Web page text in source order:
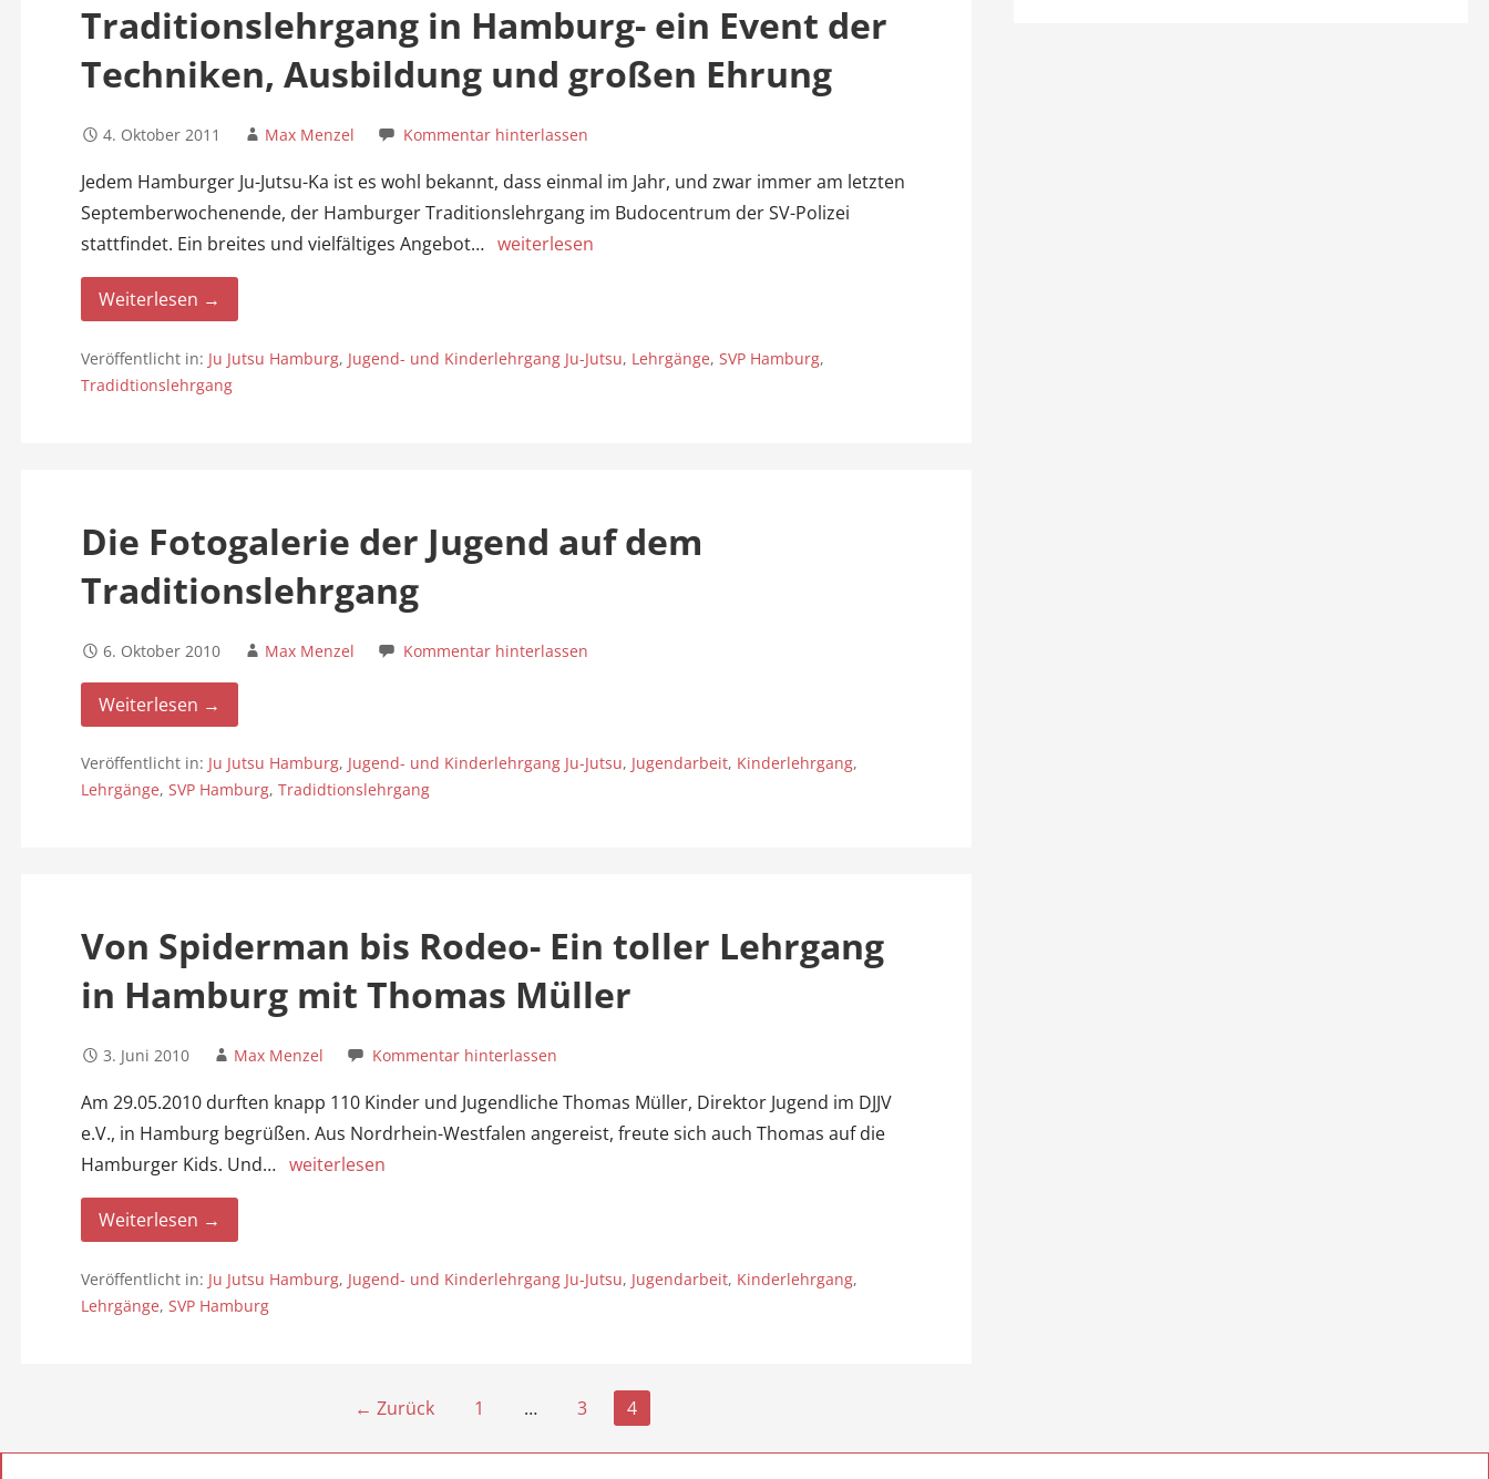
Traditionslehrgang in Hamburg- ein Event der
Techniken, Ausbildung und großen Ehrung
4. Oktober 2011 Max Menzel Kommentar hinterlassen
Jedem Hamburger Ju-Jutsu-Ka ist es wohl bekannt, dass einmal im Jahr, und zwar immer am letzten
Septemberwochenende, der Hamburger Traditionslehrgang im Budocentrum der SV-Polizei
stattfindet. Ein breites und vielfältiges Angebot… weiterlesen
Weiterlesen →
Veröffentlicht in: Ju Jutsu Hamburg, Jugend- und Kinderlehrgang Ju-Jutsu, Lehrgänge, SVP Hamburg,
Tradidtionslehrgang
Die Fotogalerie der Jugend auf dem
Traditionslehrgang
6. Oktober 2010 Max Menzel Kommentar hinterlassen
Weiterlesen →
Veröffentlicht in: Ju Jutsu Hamburg, Jugend- und Kinderlehrgang Ju-Jutsu, Jugendarbeit, Kinderlehrgang,
Lehrgänge, SVP Hamburg, Tradidtionslehrgang
Von Spiderman bis Rodeo- Ein toller Lehrgang
in Hamburg mit Thomas Müller
3. Juni 2010 Max Menzel Kommentar hinterlassen
Am 29.05.2010 durften knapp 110 Kinder und Jugendliche Thomas Müller, Direktor Jugend im DJJV
e.V., in Hamburg begrüßen. Aus Nordrhein-Westfalen angereist, freute sich auch Thomas auf die
Hamburger Kids. Und… weiterlesen
Weiterlesen →
Veröffentlicht in: Ju Jutsu Hamburg, Jugend- und Kinderlehrgang Ju-Jutsu, Jugendarbeit, Kinderlehrgang,
Lehrgänge, SVP Hamburg
e
← Zurück 1 … 3 4